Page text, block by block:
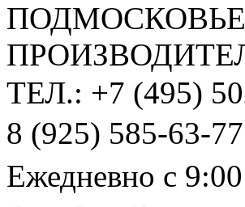
ТЕЛ.: +7 (495)
8 (925) 585-63-77
Ежедневно с